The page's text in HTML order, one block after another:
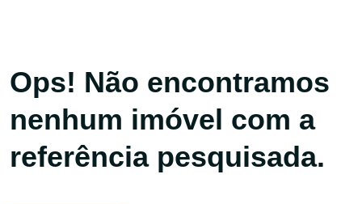
Ops! Não encontramos
nenhum imóvel com a
referência pesquisada.